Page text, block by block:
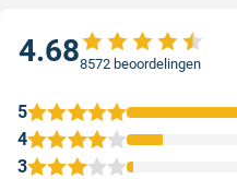
4.688572 beoordelingen
3
4
5